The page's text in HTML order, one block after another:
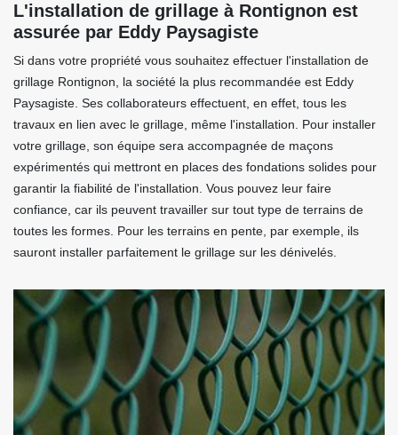
L'installation de grillage à Rontignon est
assurée par Eddy Paysagiste
Si dans votre propriété vous souhaitez effectuer l'installation de
grillage Rontignon, la société la plus recommandée est Eddy
Paysagiste. Ses collaborateurs effectuent, en effet, tous les
travaux en lien avec le grillage, même l'installation. Pour installer
votre grillage, son équipe sera accompagnée de maçons
expérimentés qui mettront en places des fondations solides pour
garantir la fiabilité de l'installation. Vous pouvez leur faire
confiance, car ils peuvent travailler sur tout type de terrains de
toutes les formes. Pour les terrains en pente, par exemple, ils
sauront installer parfaitement le grillage sur les dénivelés.